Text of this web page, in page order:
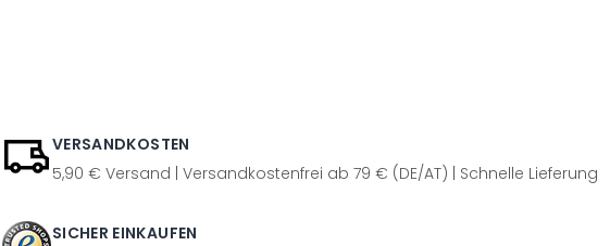
VERSANDKOSTEN
5,90 € Versand | Versandkostenfrei ab 79 € (DE/AT) | Schnelle Lieferung
SICHER EINKAUFEN